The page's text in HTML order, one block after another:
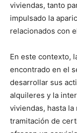
viviendas, tanto
impulsado la
relacionados con
En este contexto,
encontrado en el
desarrollar sus
alquileres y la
viviendas, hasta
tramitación de